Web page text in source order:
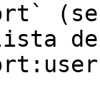
de